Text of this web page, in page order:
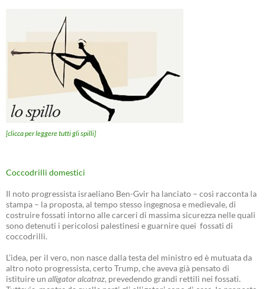
[clicca per leggere tutti gli spilli]
Coccodrilli domestici
Il noto progressista israeliano Ben-Gvir ha lanciato – così racconta la
stampa – la proposta, al tempo stesso ingegnosa e medievale, di
costruire fossati intorno alle carceri di massima sicurezza nelle quali
sono detenuti i pericolosi palestinesi e guarnire quei fossati di
coccodrilli.
L’idea, per il vero, non nasce dalla testa del ministro ed è mutuata da
altro noto progressista, certo Trump, che aveva già pensato di
istituire un alligator alcatraz, prevedendo grandi rettili nei fossati.